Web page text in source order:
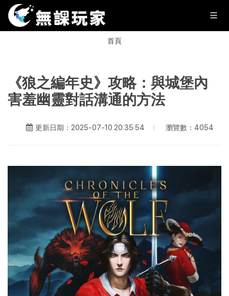
首頁
《狼之編年史》攻略：與城堡內
害羞幽靈對話溝通的方法
更新日期：2025-07-10 20:35:54 瀏覽數：4054